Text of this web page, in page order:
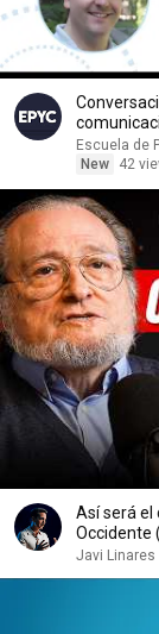
Escuela de
New
42
Así será el
Occidente
Javi Linares